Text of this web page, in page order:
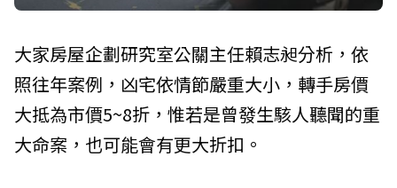
大家房屋企劃研究室公關主任賴志昶分析，依
照往年案例，凶宅依情節嚴重大小，轉手房價
大抵為市價5~8折，惟若是曾發生駭人聽聞的重
大命案，也可能會有更大折扣。